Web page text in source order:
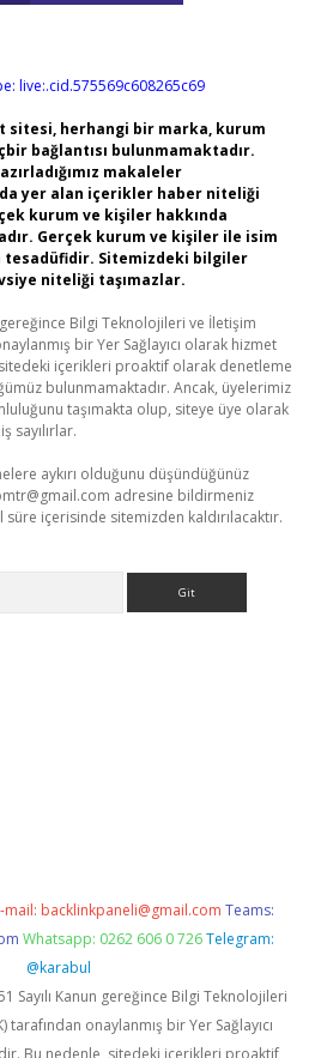
live:.cid.575569c608265c69
sitesi, herhangi bir marka, kurum
bağlantısı bulunmamaktadır.
makaleler
yer alan içerikler haber niteliği
kurum ve kişiler hakkında
Gerçek kurum ve kişiler ile isim
Sitemizdeki bilgiler
niteliği taşımazlar.
gereğince Bilgi Teknolojileri ve İletişim
bir Yer Sağlayıcı olarak hizmet
içerikleri proaktif olarak denetleme
bulunmamaktadır. Ancak, üyelerimiz
taşımakta olup, siteye üye olarak
sayılırlar.
aykırı olduğunu düşündüğünüz
adresine bildirmeniz
içerisinde sitemizden kaldırılacaktır.
mail: backlinkpaneli@gmail.com Teams:
Whatsapp: 0262 606 0 726 Telegram:
@karabul
Sayılı Kanun gereğince Bilgi Teknolojileri
tarafından onaylanmış bir Yer Sağlayıcı
Bu nedenle, sitedeki içerikleri proaktif